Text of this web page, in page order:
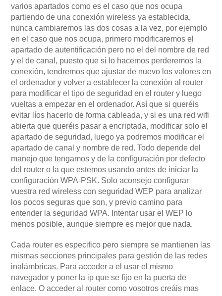
varios apartados como es el caso que nos ocupa
partiendo de una conexión wireless ya establecida,
nunca cambiaremos las dos cosas a la vez, por ejemplo
en el caso que nos ocupa, primero modificaremos el
apartado de autentificación pero no el del nombre de red
y el de canal, puesto que si lo hacemos perderemos la
conexión, tendremos que ajustar de nuevo los valores en
el ordenador y volver a establecer la conexión al router
para modificar el tipo de seguridad en el router y luego
vueltas a empezar en el ordenador. Así que si queréis
evitar líos hacerlo de forma cableada, y si es una red wifi
abierta que queréis pasar a encriptada, modificar solo el
apartado de seguridad, luego ya podremos modificar el
apartado de canal y nombre de red. Todo depende del
manejo que tengamos y de la configuración por defecto
del router o la que estemos usando antes de iniciar la
configuración WPA-PSK. Solo aconsejo configurar
vuestra red wireless con seguridad WEP para analizar
los pocos seguras que son, y previo camino para
entender la seguridad WPA. Intentar usar el WEP lo
menos posible, aunque siempre es mejor que nada.
Cada router es especifico pero siempre se mantienen las
mismas secciones principales para gestión de las redes
inalámbricas. Para acceder a el usar el mismo
navegador y poner la ip que se fijo en la puerta de
enlace. O acceder al router como vosotros creáis mas